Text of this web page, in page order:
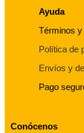
Ayuda
Términos
Política de
Envíos y
Pago
Conócenos